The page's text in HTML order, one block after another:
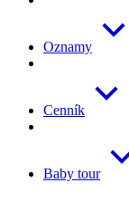
Oznamy
Cenník
Baby tour